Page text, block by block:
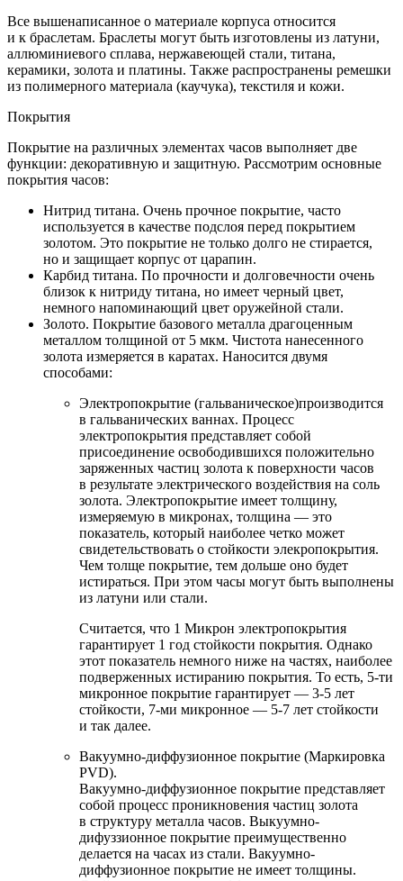
Все вышенаписанное о материале корпуса относится
и к браслетам. Браслеты могут быть изготовлены из латуни,
аллюминиевого сплава, нержавеющей стали, титана,
керамики, золота и платины. Также распространены ремешки
из полимерного материала (каучука), текстиля и кожи.
Покрытия
Покрытие на различных элементах часов выполняет две
функции: декоративную и защитную. Рассмотрим основные
покрытия часов:
Нитрид титана. Очень прочное покрытие, часто
используется в качестве подслоя перед покрытием
золотом. Это покрытие не только долго не стирается,
но и защищает корпус от царапин.
Карбид титана. По прочности и долговечности очень
близок к нитриду титана, но имеет черный цвет,
немного напоминающий цвет оружейной стали.
Золото. Покрытие базового металла драгоценным
металлом толщиной от 5 мкм. Чистота нанесенного
золота измеряется в каратах. Наносится двумя
способами:
Электропокрытие (гальваническое)производится
в гальванических ваннах. Процесс
электропокрытия представляет собой
присоединение освободившихся положительно
заряженных частиц золота к поверхности часов
в результате электрического воздействия на соль
золота. Электропокрытие имеет толщину,
измеряемую в микронах, толщина — это
показатель, который наиболее четко может
свидетельствовать о стойкости элекропокрытия.
Чем толще покрытие, тем дольше оно будет
истираться. При этом часы могут быть выполнены
из латуни или стали.
Считается, что 1 Микрон электропокрытия
гарантирует 1 год стойкости покрытия. Однако
этот показатель немного ниже на частях, наиболее
подверженных истиранию покрытия. То есть, 5-ти
микронное покрытие гарантирует — 3-5 лет
стойкости, 7-ми микронное — 5-7 лет стойкости
и так далее.
Вакуумно-диффузионное покрытие (Маркировка
PVD).
Вакуумно-диффузионное покрытие представляет
собой процесс проникновения частиц золота
в структуру металла часов. Выкуумно-
дифуззионное покрытие преимущественно
делается на часах из стали. Вакуумно-
диффузионное покрытие не имеет толщины.